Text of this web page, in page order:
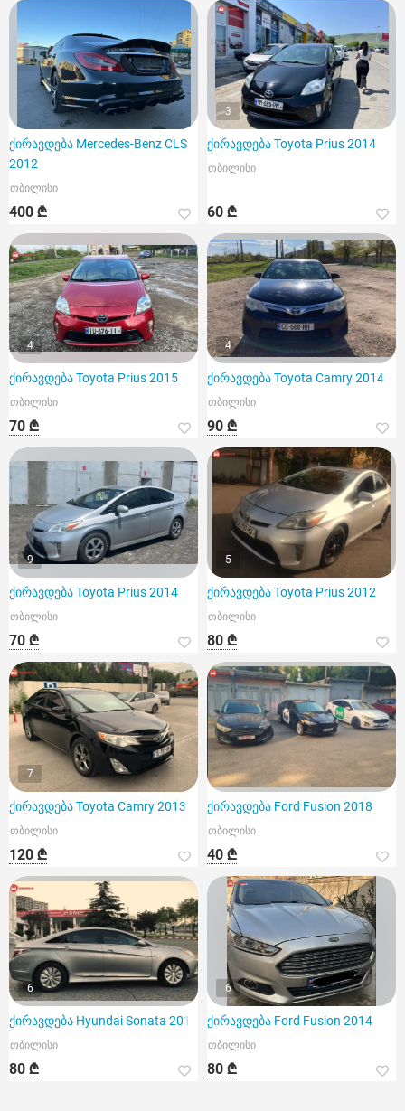
ქირავდება Mercedes-Benz CLS
2012
თბილისი
400 ₾
3
ქირავდება Toyota Prius 2014
თბილისი
60 ₾
4
ქირავდება Toyota Prius 2015
თბილისი
70 ₾
4
ქირავდება Toyota Camry 2014
თბილისი
90 ₾
9
ქირავდება Toyota Prius 2014
თბილისი
70 ₾
5
ქირავდება Toyota Prius 2012
თბილისი
80 ₾
7
ქირავდება Toyota Camry 2013
თბილისი
120 ₾
ქირავდება Ford Fusion 2018
თბილისი
40 ₾
6
ქირავდება Hyundai Sonata 2013
თბილისი
80 ₾
6
ქირავდება Ford Fusion 2014
თბილისი
80 ₾